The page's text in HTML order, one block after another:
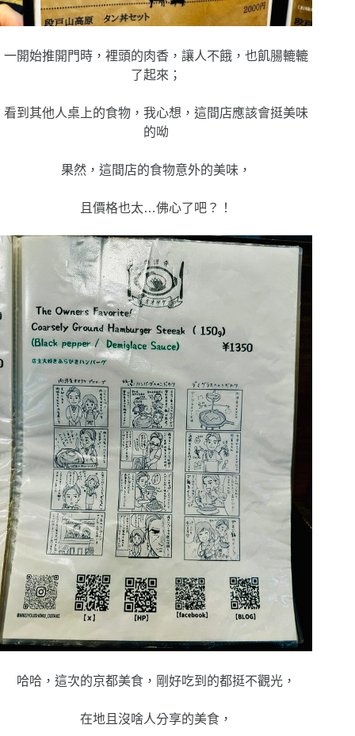
一開始推開門時，裡頭的肉香，讓人不餓，也飢腸轆轆
了起來；
看到其他人桌上的食物，我心想，這間店應該會挺美味
的呦
果然，這間店的食物意外的美味，
且價格也太…佛心了吧？！
哈哈，這次的京都美食，剛好吃到的都挺不觀光，
在地且沒啥人分享的美食，